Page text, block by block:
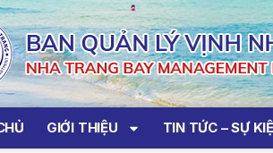
GIỚI THIỆU TIN TỨC – SỰ